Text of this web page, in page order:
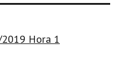
Hora 1